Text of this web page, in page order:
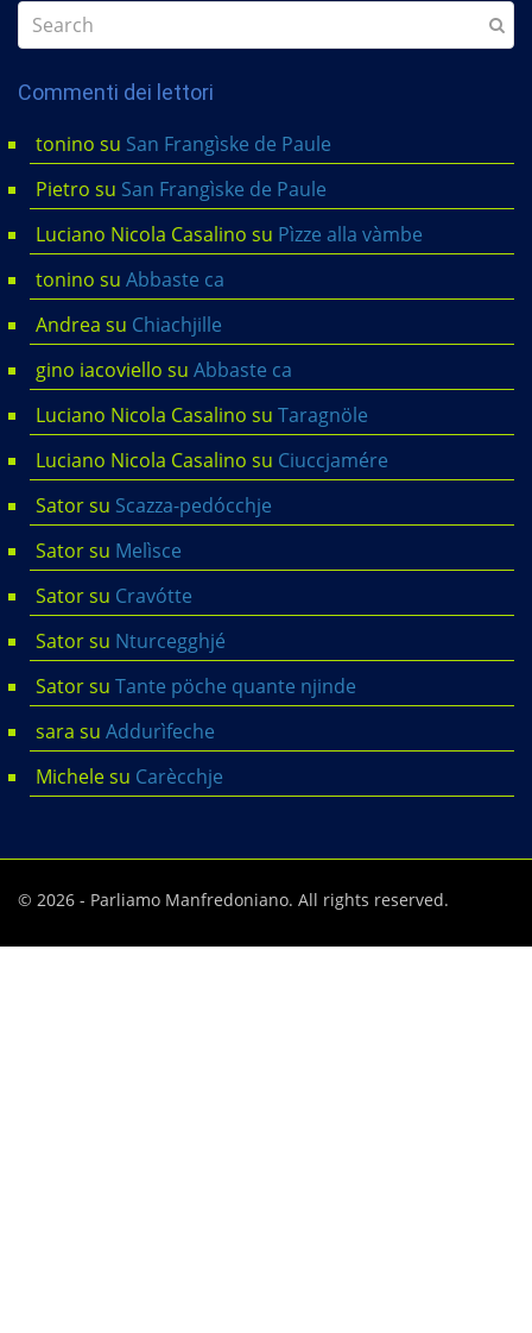
Commenti dei lettori
tonino su San Frangìske de Paule
Pietro su San Frangìske de Paule
Luciano Nicola Casalino su Pìzze alla vàmbe
tonino su Abbaste ca
Andrea su Chiachjille
gino iacoviello su Abbaste ca
Luciano Nicola Casalino su Taragnöle
Luciano Nicola Casalino su Ciuccjamére
Satorsu Scazza-pedócchje
Satorsu Melìsce
Satorsu Cravótte
Satorsu Nturcegghjé
Satorsu Tante pöche quante njinde
sara su Addurìfeche
Michelesu Carècchje
© 2026 - Parliamo Manfredoniano. All rights reserved.